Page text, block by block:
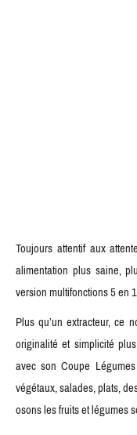
Toujours attentif aux
alimentation plus saine,
version multifonctions 5 en
Plus qu’un extracteur, ce
originalité et simplicité
avec son Coupe
végétaux, salades, plats,
osons les fruits et légumes